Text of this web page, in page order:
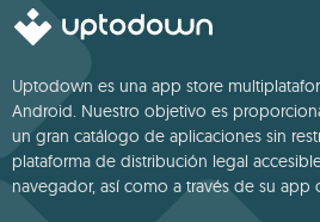
Uptodown es una app store
Android. Nuestro objetivo es
un gran catálogo de aplicaciones sin
plataforma de distribución legal
navegador, así como a través de su app